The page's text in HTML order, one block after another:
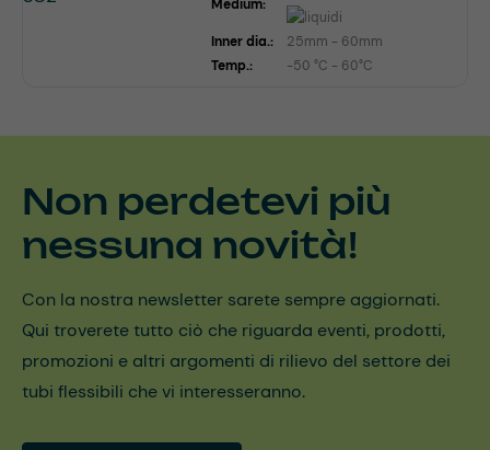
Medium:
Inner dia.:
25mm - 60mm
Temp.:
-50 °C - 60°C
Non perdetevi più
nessuna novità!
Con la nostra newsletter sarete sempre aggiornati.
Qui troverete tutto ciò che riguarda eventi, prodotti,
promozioni e altri argomenti di rilievo del settore dei
tubi flessibili che vi interesseranno.